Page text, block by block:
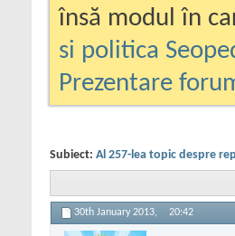
însă modul în
si politica
Prezentare
Subiect: Al 257-lea topic despre
30th January 2013, 20:42